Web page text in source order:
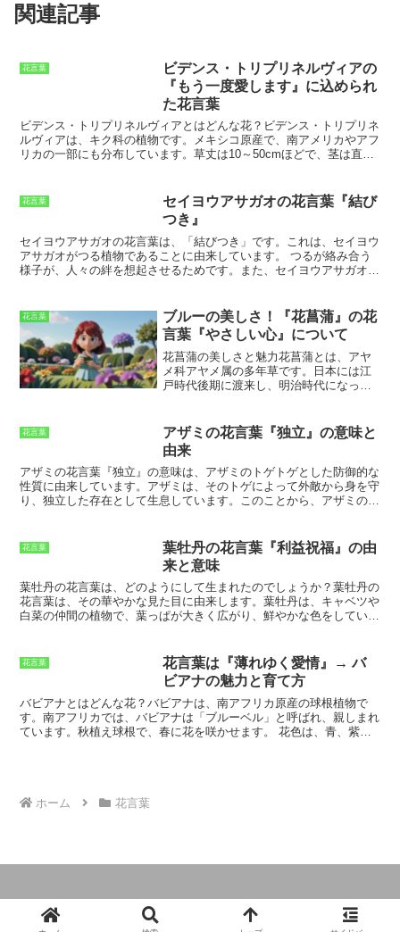
関連記事
花言葉
ビデンス・トリプリネルヴィアの
『もう一度愛します』に込められ
た花言葉
ビデンス・トリプリネルヴィアとはどんな花？ ビデンス・トリプリネ
ルヴィアは、キク科の植物です。
メキシコ原産で、南アメリカやアフ
リカの一部にも分布しています。草丈は10～50cmほどで、茎は直立
う一度愛します」です。
花言葉
セイヨウアサガオの花言葉『結び
つき』
セイヨウアサガオの花言葉は、「結びつき」です。これは、セイヨウ
アサガオがつる植物であることに由来しています。
つるが絡み合う
様子が、人々の絆を想起させるためです。また、セイヨウアサガオの
朝顔とも呼ばれ、その名の通り、朝に咲いて夕方にはしぼんでしまい
ます。花色は、青、白、ピンク、紫など、さまざまなものがありま
す。セイヨウアサガオは、つる性の植物で、他の植物に絡みついて成
長します。花言葉は、「結びつき」です。これは、セイヨウアサガオ
がつる植物であることに由来しています。つるが絡み合う様子が、
人々の絆を想起させるためです。また、セイヨウアサガオの花は、朝
花言葉
ブルーの美しさ！『花菖蒲』の花
言葉『やさしい心』について
花菖蒲の美しさと魅力花菖蒲とは、アヤ
メ科アヤメ属の多年草です。日本には江
戸時代後期に渡来し、明治時代になって
る花で、花の色も豊富です。花菖蒲の美
しさは、その花の色と形の両方によって
生み出されています。花菖蒲 花色は、
紫、白、ピンク、青などがあり、多種多
様です。花菖蒲の花の形は、アヤメに比
べて大きく、花びらは6枚に分かれていま
側が白色であり、これが花に透明感を与
えています。花菖蒲の美しさは、花の色
と形が組み合わさって生み出されていま
す。
花言葉
アザミの花言葉『独立』の意味と
由来
アザミの花言葉『独立』の意味は、アザミのトゲトゲとした防御的な
性質に由来しています。アザミは、そのトゲによって外敵から身を守
り、独立した存在として生息しています。このことから、アザミの花
でなく、『不屈の精神』や『自立心』という意味も含まれています。
アザミの花言葉は、人生の困難に立ち向かい、独立した存在として生
きることを願う人へのエールでもあります。
花言葉
葉牡丹の花言葉『利益祝福』の由
来と意味
葉牡丹の花言葉は、どのようにして生まれたのでしょうか？葉牡丹の
花言葉は、その華やかな見た目に由来します。葉牡丹は、キャベツや
白菜の仲間の植物で、葉っぱが大きく広がり、鮮やかな色をしていま
は、冬でも枯れることなく、緑の葉っぱを保ち続けます。このことか
ら、葉牡丹は、生命力と強さを象徴する花とされ、縁起の良い花とさ
れています。葉牡丹は、その花言葉と縁起の良さから、お正月の飾り
花として人気があります。お正月に葉牡丹を飾ることで、一年間の利
益と幸せを願う気持ちを込められます。
花言葉
花言葉は『薄れゆく愛情』→ バ
ビアナの魅力と育て方
バビアナとはどんな花？バビアナは、南アフリカ原産の球根植物で
す。南アフリカでは、バビアナは「ブルーベル」と呼ばれ、親しまれ
ています。秋植え球根で、春に花を咲かせます。
花色は、青、紫、
す。日当たりと水はけの良い場所を好みます。球根は、9～10月に植
ます。花言葉は、「薄れゆく愛情」ですが、花壇や鉢植えで楽しむこ
とができます。
ホーム 花言葉
© 2024 365日の誕生花と全ての花言葉.